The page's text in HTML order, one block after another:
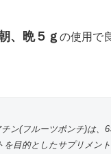
、晩５ｇ の使用で
ン(フルーツポンチ)は、
を目的としたサプリメン